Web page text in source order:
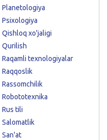
Planetologiya
Psixologiya
Qishloq xo'jaligi
Qurilish
Raqamli texnologiyalar
Raqqoslik
Rassomchilik
Robototexnika
Rus tili
Salomatlik
San'at